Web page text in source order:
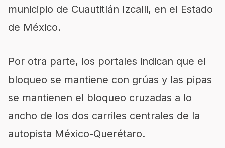
municipio de Cuautitlán Izcalli, en el Estado
de México.
Por otra parte, los portales indican que el
bloqueo se mantiene con grúas y las pipas
se mantienen el bloqueo cruzadas a lo
ancho de los dos carriles centrales de la
autopista México-Querétaro.